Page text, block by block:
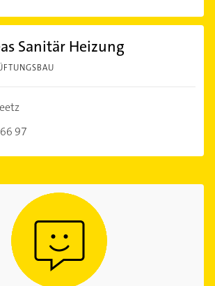
Sanitär Heizung
97